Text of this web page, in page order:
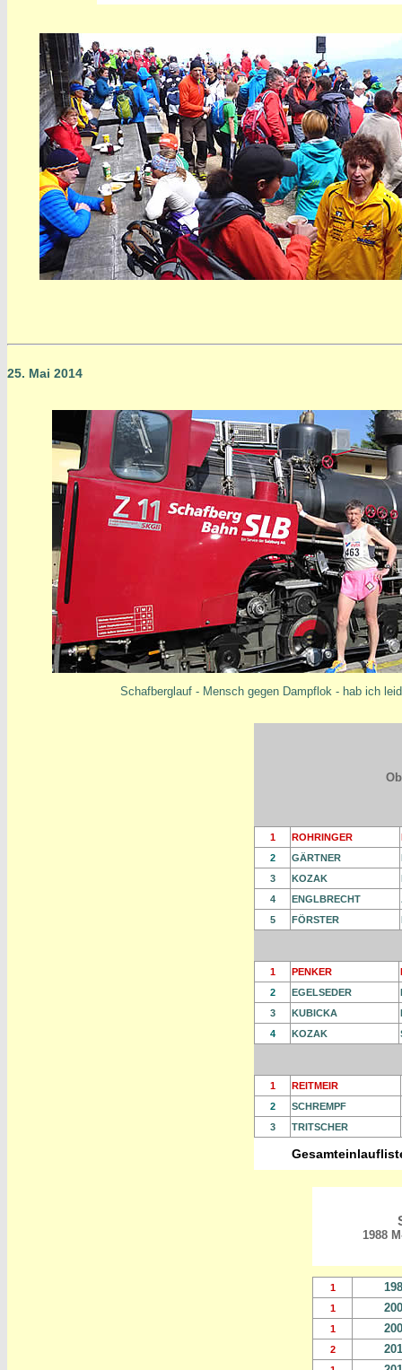
25. Mai 2014
Schafberglauf - Mensch gegen Dampflok - hab ich
1 ROHRINGER
2
GÄRTNER
3
KOZAK
4
ENGLBRECHT
5
FÖRSTER
1 PENKER
2
EGELSEDER
3
KUBICKA
4
KOZAK
1
REITMEIR
2
SCHREMPF
3
TRITSCHER
1988
1
1
1
2